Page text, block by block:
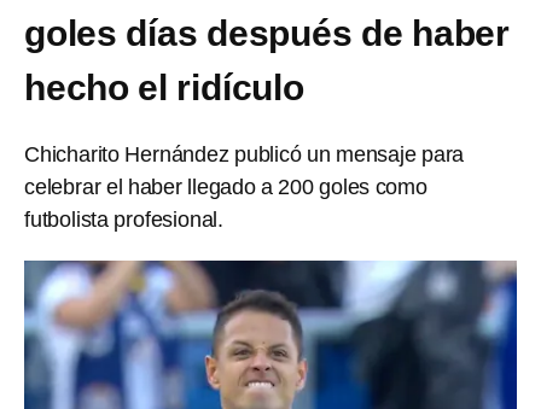
goles días después de haber
hecho el ridículo
Chicharito Hernández publicó un mensaje para
celebrar el haber llegado a 200 goles como
futbolista profesional.